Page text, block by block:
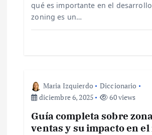
qué es importante en el
zoning es un…
Maria Izquierdo
Diccionario
diciembre 6, 2025
60 views
Guía completa sobre
ventas y su impacto en